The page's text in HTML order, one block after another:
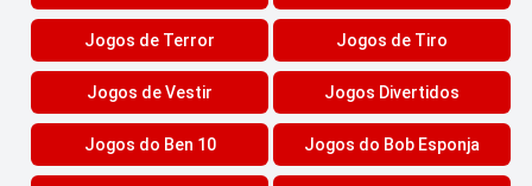
Jogos de Terror Jogos de Tiro
Jogos de Vestir Jogos Divertidos
Jogos do Ben 10 Jogos do Bob Esponja